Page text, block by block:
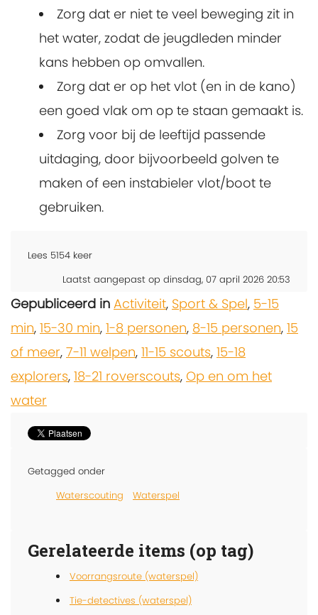
Zorg dat er niet te veel beweging zit in
het water, zodat de jeugdleden minder
kans hebben op omvallen.
Zorg dat er op het vlot (en in de kano)
een goed vlak om op te staan gemaakt is.
Zorg voor bij de leeftijd passende
uitdaging, door bijvoorbeeld golven te
maken of een instabieler vlot/boot te
gebruiken.
Lees 5154 keer
Laatst aangepast op dinsdag, 07 april 2026 20:53
Gepubliceerd in Activiteit, Sport & Spel, 5-15
min, 15-30 min, 1-8 personen, 8-15 personen, 15
of meer, 7-11 welpen, 11-15 scouts, 15-18
explorers, 18-21 roverscouts, Op en om het
water
Getagged onder
Waterscouting
Waterspel
Gerelateerde items (op tag)
Voorrangsroute (waterspel)
Tie-detectives (waterspel)